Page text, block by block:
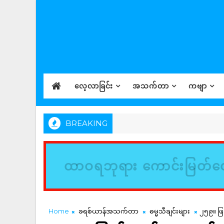
လေ့လာခြင်း အသက်တာ ကဗျာ
BREAKING
ထာဝရဘုရား ကောင်းမြ
Home ခရစ်ယာန်အသက်တာ ဓမ္မသီချင်းများ ၂၅၉။